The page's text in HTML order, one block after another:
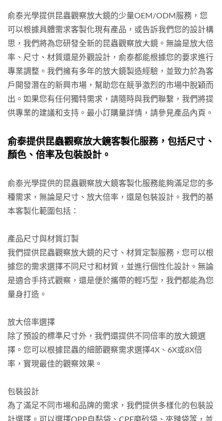
俞泰光學提供昆蟲觀察放大鏡的少量OEM/ODM服務，您
可以根據具體需求客製化現有產品，或告訴我們您的設計構
思，我們將為您研發全新的昆蟲觀察放大鏡。無論是放大倍
率、尺寸、材質還是外觀設計，俞泰都能根據您的要求進行
專業調整。我們擁有多年的放大鏡製造經驗，並致力於為客
戶開發潛在的新興市場，幫助您在競爭激烈的市場中脫穎而
出。如果您有任何獨特需求，請隨時與我們聯繫，我們將提
供專業的建議和支持。最小訂購量詳情，請參見產品內頁。
俞泰提供昆蟲觀察放大鏡客製化服務，包括尺寸、
顏色、倍率及包裝設計。
俞泰光學提供的昆蟲觀察放大鏡客製化服務能夠滿足您的多
種需求，無論是尺寸、放大倍率，還是包裝設計。我們的基
本客製化範圍包括：
產品尺寸與材質訂製
我們提供昆蟲觀察放大鏡的尺寸、材質定製服務，您可以根
據您的需求選擇不同尺寸和材質，並進行個性化設計。無論
是適合手持式觀察，還是便於攜帶的輕巧型，我們都能為您
量身打造。
放大倍率選擇
除了預設的標準尺寸外，我們還提供不同倍率的放大鏡選
擇。您可以根據昆蟲的細節觀察需求選擇4X、6X或8X倍
率，實現最佳的觀察效果。
包裝設計
為了滿足不同市場和品牌的需求，我們提供多樣化的包裝設